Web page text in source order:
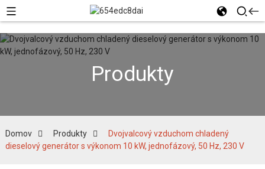
Produkty
Domov Produkty
Dvojvalcový vzduchom chladený
dieselový generátor s výkonom 10 kW, jednofázový, 50 Hz, 230 V